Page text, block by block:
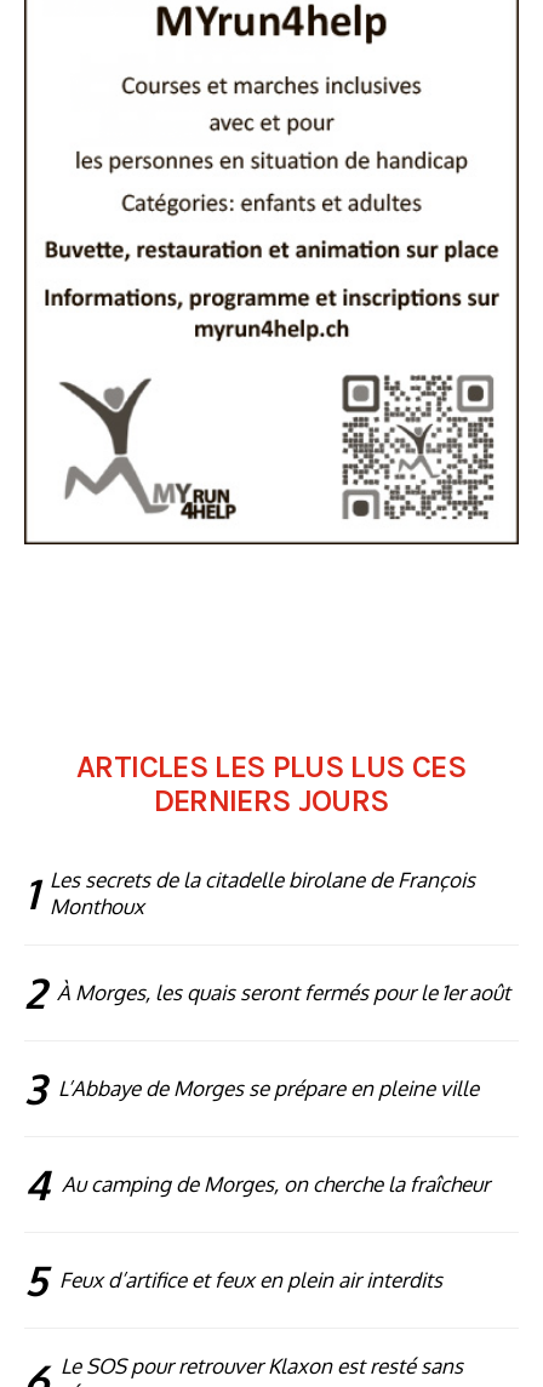
ARTICLES LES PLUS LUS CES
DERNIERS JOURS
1 Les secrets de la citadelle birolane de François
Monthoux
2 À Morges, les quais seront fermés pour le 1er août
3 L’Abbaye de Morges se prépare en pleine ville
4 Au camping de Morges, on cherche la fraîcheur
5 Feux d’artifice et feux en plein air interdits
Le SOS pour retrouver Klaxon est resté sans